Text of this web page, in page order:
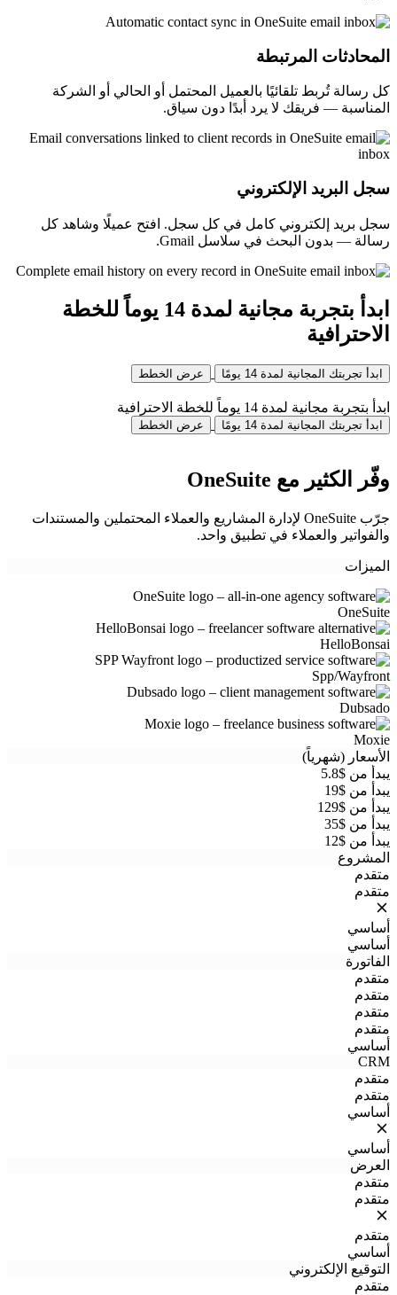
المحادثات المرتبطة
كل رسالة تُربط تلقائيًا بالعميل المحتمل أو الحالي أو الشركة
المناسبة — فريقك لا يرد أبدًا دون سياق.
سجل البريد الإلكتروني
سجل بريد إلكتروني كامل في كل سجل. افتح عميلًا وشاهد كل
رسالة — بدون البحث في سلاسل Gmail.
ابدأ بتجربة مجانية لمدة 14 يوماً للخطة
الاحترافية
ابدأ تجربتك المجانية لمدة 14 يومًا عرض الخطط
ابدأ بتجربة مجانية لمدة 14 يوماً للخطة الاحترافية
ابدأ تجربتك المجانية لمدة 14 يومًا عرض الخطط
وفّر الكثير مع OneSuite
جرّب OneSuite لإدارة المشاريع والعملاء المحتملين والمستندات
والفواتير والعملاء في تطبيق واحد.
الميزات
OneSuite
HelloBonsai
Spp/Wayfront
Dubsado
Moxie
الأسعار (شهرياً)
يبدأ من $5.8
يبدأ من $19
يبدأ من $129
يبدأ من $35
يبدأ من $12
المشروع
متقدم
متقدم
أساسي
أساسي
الفاتورة
متقدم
متقدم
متقدم
متقدم
أساسي
CRM
متقدم
متقدم
أساسي
أساسي
العرض
متقدم
متقدم
متقدم
أساسي
التوقيع الإلكتروني
متقدم